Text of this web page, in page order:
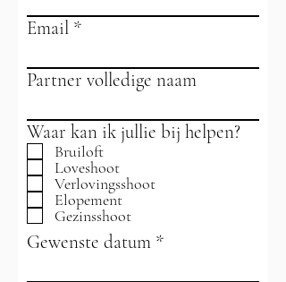
Email
Partner volledige naam
Waar kan ik jullie bij helpen?
Bruiloft
Loveshoot
Verlovingsshoot
Elopement
Gezinsshoot
Gewenste datum